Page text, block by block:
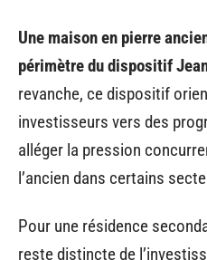
Une maison en pierre
périmètre du dispositif
revanche, ce dispositif
investisseurs vers des
alléger la pression
l’ancien dans certains
Pour une résidence
reste distincte de